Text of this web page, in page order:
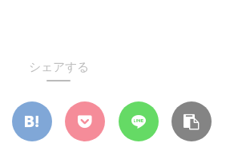
シェアする